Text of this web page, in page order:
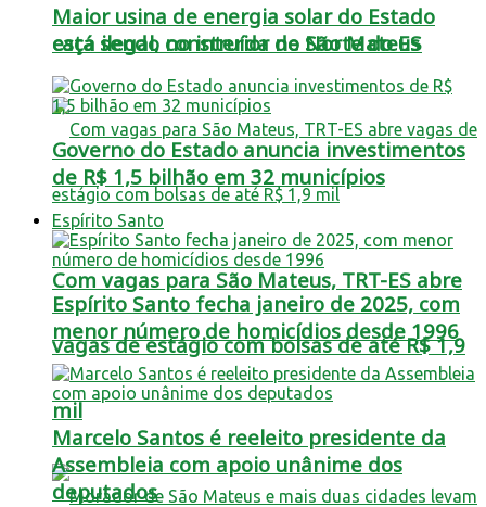
caça ilegal, no interior de São Mateus
Com vagas para São Mateus, TRT-ES abre
vagas de estágio com bolsas de até R$ 1,9
mil
Maior usina de energia solar do Estado
está sendo construída no Norte do ES
Governo do Estado anuncia investimentos
de R$ 1,5 bilhão em 32 municípios
Espírito Santo
Espírito Santo fecha janeiro de 2025, com
menor número de homicídios desde 1996
Marcelo Santos é reeleito presidente da
Assembleia com apoio unânime dos
deputados